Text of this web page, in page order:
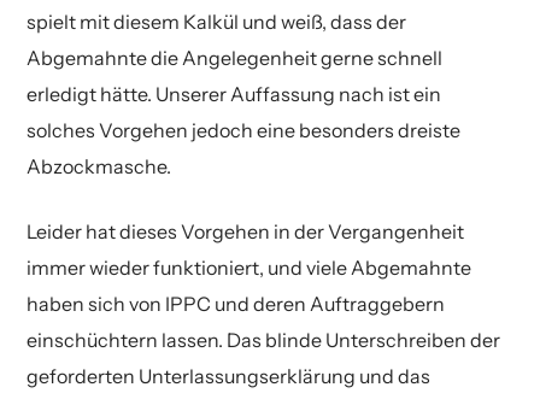
spielt mit diesem Kalkül und weiß, dass der
Abgemahnte die Angelegenheit gerne schnell
erledigt hätte. Unserer Auffassung nach ist ein
solches Vorgehen jedoch eine besonders dreiste
Abzockmasche.
Leider hat dieses Vorgehen in der Vergangenheit
immer wieder funktioniert, und viele Abgemahnte
haben sich von IPPC und deren Auftraggebern
einschüchtern lassen. Das blinde Unterschreiben der
geforderten Unterlassungserklärung und das